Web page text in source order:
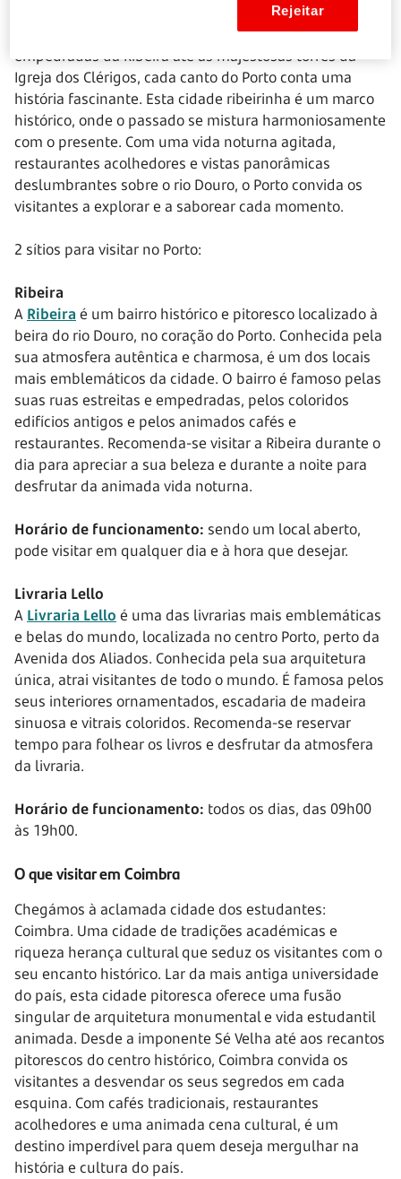
Ainda no norte, temos a Invicta, cidade que se orgulha
das suas tradições e fervilha de vida. Das estreitas ruas
empedradas da Ribeira até às majestosas torres da
Igreja dos Clérigos, cada canto do Porto conta uma
história fascinante. Esta cidade ribeirinha é um marco
histórico, onde o passado se mistura harmoniosamente
com o presente. Com uma vida noturna agitada,
restaurantes acolhedores e vistas panorâmicas
deslumbrantes sobre o rio Douro, o Porto convida os
visitantes a explorar e a saborear cada momento.
2 sítios para visitar no Porto:
Ribeira
A Ribeira é um bairro histórico e pitoresco localizado à
beira do rio Douro, no coração do Porto. Conhecida pela
sua atmosfera autêntica e charmosa, é um dos locais
mais emblemáticos da cidade. O bairro é famoso pelas
suas ruas estreitas e empedradas, pelos coloridos
edifícios antigos e pelos animados cafés e
restaurantes. Recomenda-se visitar a Ribeira durante o
dia para apreciar a sua beleza e durante a noite para
desfrutar da animada vida noturna.
Horário de funcionamento: sendo um local aberto,
pode visitar em qualquer dia e à hora que desejar.
Livraria Lello
A Livraria Lello é uma das livrarias mais emblemáticas
e belas do mundo, localizada no centro Porto, perto da
Avenida dos Aliados. Conhecida pela sua arquitetura
única, atrai visitantes de todo o mundo. É famosa pelos
seus interiores ornamentados, escadaria de madeira
sinuosa e vitrais coloridos. Recomenda-se reservar
tempo para folhear os livros e desfrutar da atmosfera
da livraria.
Horário de funcionamento: todos os dias, das 09h00
às 19h00.
O que visitar em Coimbra
Chegámos à aclamada cidade dos estudantes:
Coimbra. Uma cidade de tradições académicas e
riqueza herança cultural que seduz os visitantes com o
seu encanto histórico. Lar da mais antiga universidade
do país, esta cidade pitoresca oferece uma fusão
singular de arquitetura monumental e vida estudantil
animada. Desde a imponente Sé Velha até aos recantos
pitorescos do centro histórico, Coimbra convida os
visitantes a desvendar os seus segredos em cada
esquina. Com cafés tradicionais, restaurantes
acolhedores e uma animada cena cultural, é um
destino imperdível para quem deseja mergulhar na
história e cultura do país.
Rejeitar